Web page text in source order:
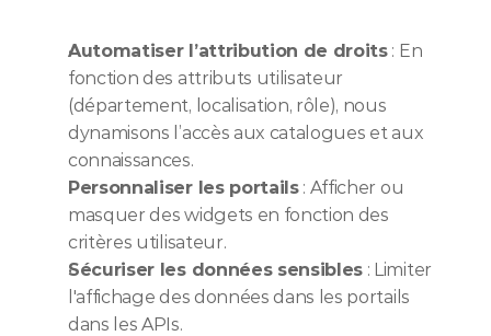
Automatiser l’attribution de droits : En
fonction des attributs utilisateur
(département, localisation, rôle), nous
dynamisons l’accès aux catalogues et aux
connaissances.
Personnaliser les portails : Afficher ou
masquer des widgets en fonction des
critères utilisateur.
Sécuriser les données sensibles : Limiter
l'affichage des données dans les portails
dans les APIs.